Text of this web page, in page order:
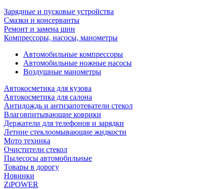
Зарядные и пусковые устройства
Смазки и консерванты
Ремонт и замена шин
Компрессоры, насосы, манометры
Автомобильные компрессоры
Автомобильные ножные насосы
Воздушные манометры
Автокосметика для кузова
Автокосметика для салона
Антидождь и антизапотеватели стекол
Влаговпитывающие коврики
Держатели для телефонов и зарядки
Летние стеклоомывающие жидкости
Мото техника
Очистители стекол
Пылесосы автомобильные
Товары в дорогу
Новинки
ZiPOWER